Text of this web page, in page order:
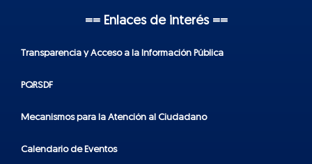
== Enlaces de interés ==
Transparencia y Acceso a la Información Pública
PQRSDF
Mecanismos para la Atención al Ciudadano
Calendario de Eventos